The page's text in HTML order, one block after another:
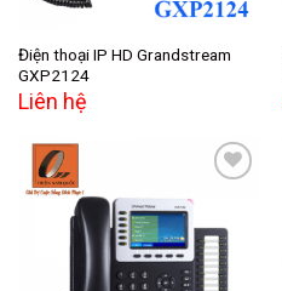
Điện thoại IP HD Grandstream
GXP2124
Liên hệ
Add to
wishlist